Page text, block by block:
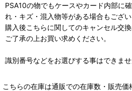
PSA10の物でもケースやカード内部に
れ・キズ・混入物等がある場合もござい
購入後こちらに関してのキャンセル交換
ご了承の上お買い求めください。
識別番号などをお選びする事はできませ
こちらの在庫は通販での在庫数・販売価